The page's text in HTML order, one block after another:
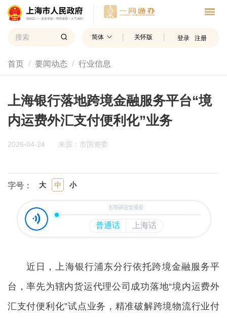
简体 关怀版 登录 注册
首页 要闻动态 行业信息
上海银行落地跨境金融服务平台“境
内运费外汇支付便利化”业务
2026-04-24 来源：市国资委
字号： 大 中 小
近日，上海银行浦东分行依托跨境金融服务平
台，率先为辖内货运代理公司成功落地“境内运费外
汇支付便利化”试点业务，精准破解跨境物流行业付